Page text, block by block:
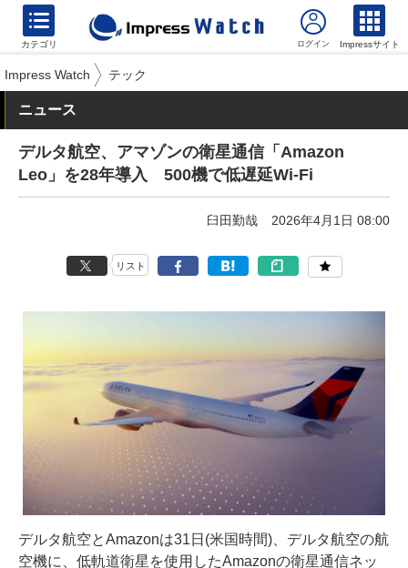
カテゴリ Impressサイト
Impress Watch テック
ニュース
デルタ航空、アマゾンの衛星通信「Amazon
Leo」を28年導入 500機で低遅延Wi-Fi
臼田勤哉 2026年4月1日 08:00
リスト
デルタ航空とAmazonは31日(米国時間)、デルタ航空の航
空機に、低軌道衛星を使用したAmazonの衛星通信ネッ